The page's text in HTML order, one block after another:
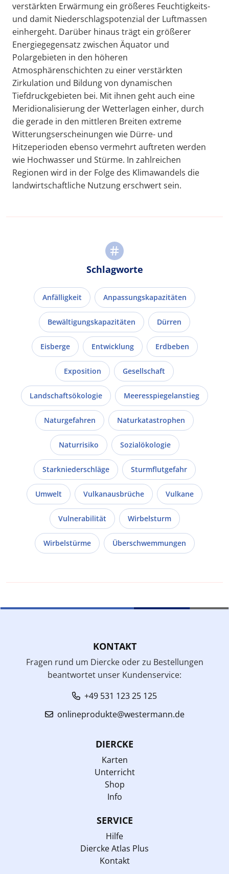
verstärkten Erwärmung ein größeres Feuchtigkeits-
und damit Niederschlagspotenzial der Luftmassen
einhergeht. Darüber hinaus trägt ein größerer
Energiegegensatz zwischen Äquator und
Polargebieten in den höheren
Atmosphärenschichten zu einer verstärkten
Zirkulation und Bildung von dynamischen
Tiefdruckgebieten bei. Mit ihnen geht auch eine
Meridionalisierung der Wetterlagen einher, durch
die gerade in den mittleren Breiten extreme
Witterungserscheinungen wie Dürre- und
Hitzeperioden ebenso vermehrt auftreten werden
wie Hochwasser und Stürme. In zahlreichen
Regionen wird in der Folge des Klimawandels die
landwirtschaftliche Nutzung erschwert sein.
Schlagworte
Anfälligkeit Anpassungskapazitäten
Bewältigungskapazitäten Dürren
Eisberge Entwicklung Erdbeben
Exposition Gesellschaft
Landschaftsökologie Meeresspiegelanstieg
Naturgefahren Naturkatastrophen
Naturrisiko Sozialökologie
Starkniederschläge Sturmflutgefahr
Umwelt Vulkanausbrüche Vulkane
Vulnerabilität Wirbelsturm
Wirbelstürme Überschwemmungen
KONTAKT
Fragen rund um Diercke oder zu Bestellungen
beantwortet unser Kundenservice:
+49 531 123 25 125
onlineprodukte@westermann.de
DIERCKE
Karten
Unterricht
Shop
Info
SERVICE
Hilfe
Diercke Atlas Plus
Kontakt